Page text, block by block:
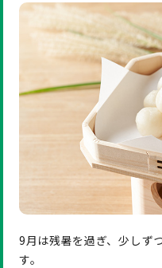
9月は残暑を過ぎ、少しず
す。